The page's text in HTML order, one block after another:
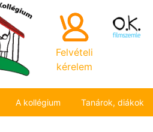
Felvételi
kérelem
A kollégium Tanárok, diákok